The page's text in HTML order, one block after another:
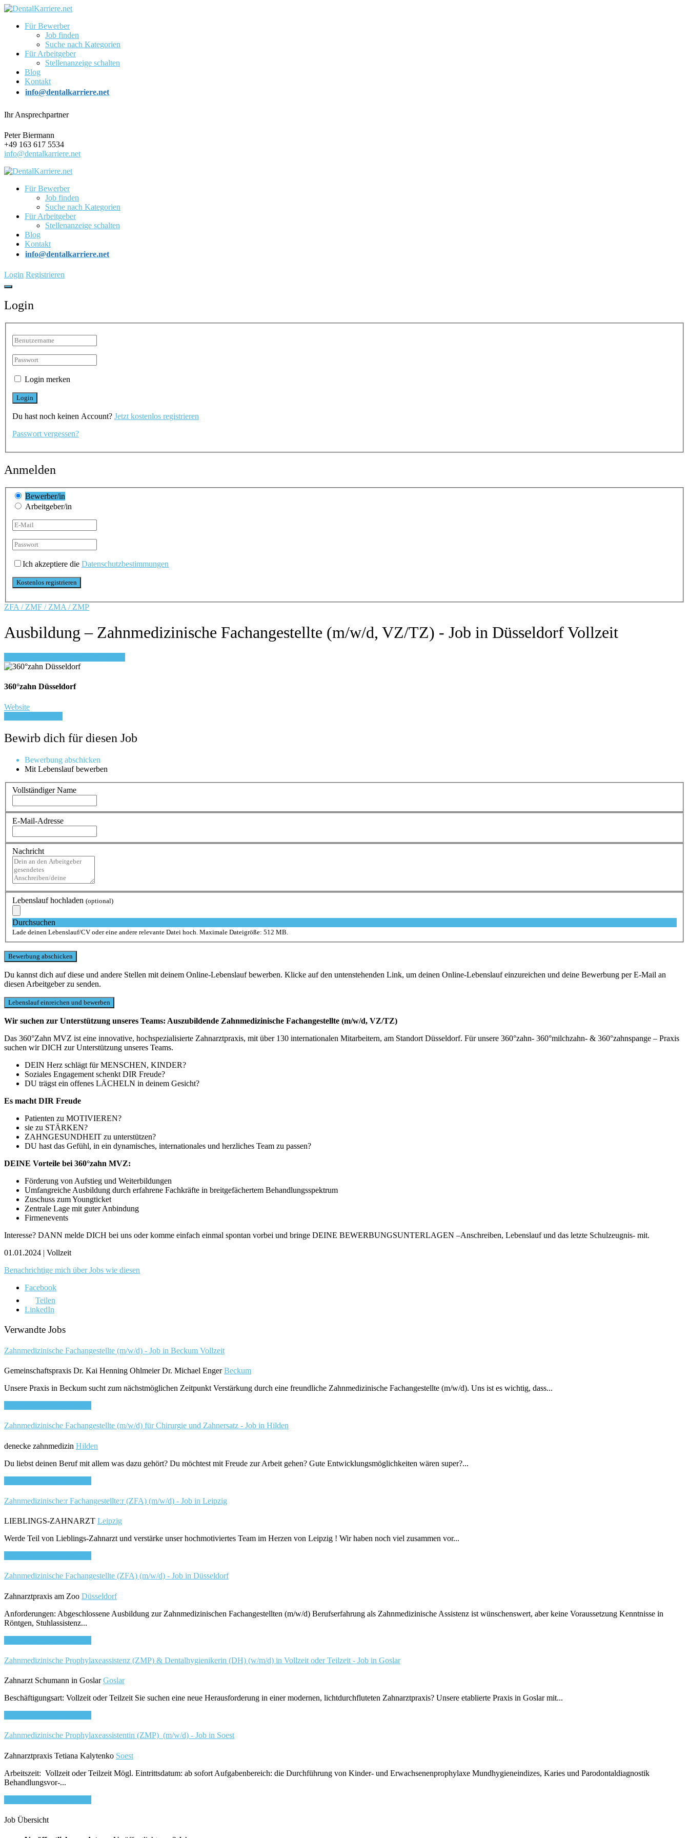
Für Bewerber
Job finden
Suche nach Kategorien
Für Arbeitgeber
Stellenanzeige schalten
Blog
Kontakt
info@dentalkarriere.net
Ihr Ansprechpartner
Peter Biermann
+49 163 617 5534
info@dentalkarriere.net
Für Bewerber
Job finden
Suche nach Kategorien
Für Arbeitgeber
Stellenanzeige schalten
Blog
Kontakt
info@dentalkarriere.net
Login Registrieren
Login
Login merken
Du hast noch keinen Account? Jetzt kostenlos registrieren
Passwort vergessen?
Anmelden
Bewerber/in
Arbeitgeber/in
Ich akzeptiere die Datenschutzbestimmungen
ZFA / ZMF / ZMA / ZMP
Ausbildung – Zahnmedizinische Fachangestellte (m/w/d, VZ/TZ) - Job in DüsseldorfVollzeit
360°zahn Düsseldorf
Website
Bewirb dich für diesen Job
Bewerbung abschicken
Mit Lebenslauf bewerben
Vollständiger Name
E-Mail-Adresse
Nachricht
Lebenslauf hochladen (optional)
Durchsuchen
Lade deinen Lebenslauf/CV oder eine andere relevante Datei hoch. Maximale Dateigröße: 512 MB.
Du kannst dich auf diese und andere Stellen mit deinem Online-Lebenslauf bewerben. Klicke auf den untenstehenden Link, um deinen Online-Lebenslauf einzureichen und deine Bewerbung per E-Mail an
diesen Arbeitgeber zu senden.
Wir suchen zur Unterstützung unseres Teams: Auszubildende Zahnmedizinische Fachangestellte (m/w/d, VZ/TZ)
Das 360°Zahn MVZ ist eine innovative, hochspezialisierte Zahnarztpraxis, mit über 130 internationalen Mitarbeitern, am Standort Düsseldorf. Für unsere 360°zahn- 360°milchzahn- & 360°zahnspange – Praxis
suchen wir DICH zur Unterstützung unseres Teams.
DEIN Herz schlägt für MENSCHEN, KINDER?
Soziales Engagement schenkt DIR Freude?
DU trägst ein offenes LÄCHELN in deinem Gesicht?
Es macht DIR Freude
Patienten zu MOTIVIEREN?
sie zu STÄRKEN?
ZAHNGESUNDHEIT zu unterstützen?
DU hast das Gefühl, in ein dynamisches, internationales und herzliches Team zu passen?
DEINE Vorteile bei 360°zahn MVZ:
Förderung von Aufstieg und Weiterbildungen
Umfangreiche Ausbildung durch erfahrene Fachkräfte in breitgefächertem Behandlungsspektrum
Zuschuss zum Youngticket
Zentrale Lage mit guter Anbindung
Firmenevents
Interesse? DANN melde DICH bei uns oder komme einfach einmal spontan vorbei und bringe DEINE BEWERBUNGSUNTERLAGEN –Anschreiben, Lebenslauf und das letzte Schulzeugnis- mit.
01.01.2024 | Vollzeit
Benachrichtige mich über Jobs wie diesen
Facebook
Teilen
LinkedIn
Verwandte Jobs
Zahnmedizinische Fachangestellte (m/w/d) - Job in Beckum Vollzeit
Gemeinschaftspraxis Dr. Kai Henning Ohlmeier Dr. Michael Enger Beckum
Unsere Praxis in Beckum sucht zum nächstmöglichen Zeitpunkt Verstärkung durch eine freundliche Zahnmedizinische Fachangestellte (m/w/d). Uns ist es wichtig, dass...
Zahnmedizinische Fachangestellte (m/w/d) für Chirurgie und Zahnersatz - Job in Hilden
denecke zahnmedizin Hilden
Du liebst deinen Beruf mit allem was dazu gehört? Du möchtest mit Freude zur Arbeit gehen? Gute Entwicklungsmöglichkeiten wären super?...
Zahnmedizinische:r Fachangestellte:r (ZFA) (m/w/d) - Job in Leipzig
LIEBLINGS-ZAHNARZT Leipzig
Werde Teil von Lieblings-Zahnarzt und verstärke unser hochmotiviertes Team im Herzen von Leipzig ! Wir haben noch viel zusammen vor...
Zahnmedizinische Fachangestellte (ZFA) (m/w/d) - Job in Düsseldorf
Zahnarztpraxis am Zoo Düsseldorf
Anforderungen: Abgeschlossene Ausbildung zur Zahnmedizinischen Fachangestellten (m/w/d) Berufserfahrung als Zahnmedizinische Assistenz ist wünschenswert, aber keine Voraussetzung Kenntnisse in
Röntgen, Stuhlassistenz...
Zahnmedizinische Prophylaxeassistenz (ZMP) & Dentalhygienikerin (DH) (w/m/d) in Vollzeit oder Teilzeit - Job in Goslar
Zahnarzt Schumann in Goslar Goslar
Beschäftigungsart: Vollzeit oder Teilzeit Sie suchen eine neue Herausforderung in einer modernen, lichtdurchfluteten Zahnarztpraxis? Unsere etablierte Praxis in Goslar mit...
Zahnmedizinische Prophylaxeassistentin (ZMP) (m/w/d) - Job in Soest
Zahnarztpraxis Tetiana Kalytenko Soest
Arbeitszeit: Vollzeit oder Teilzeit Mögl. Eintrittsdatum: ab sofort Aufgabenbereich: die Durchführung von Kinder- und Erwachsenenprophylaxe Mundhygieneindizes, Karies und Parodontaldiagnostik
Behandlungsvor-...
Job Übersicht